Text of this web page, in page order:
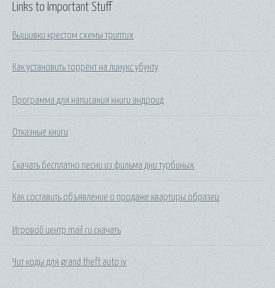
Links to Important Stuff
Вышивки крестом схемы триптих
Как установить торрент на линукс убунту
Программа для написания книги андроид
Отказные книги
Скачать бесплатно песни из фильма дни турбиных
Как составить объявление о продаже квартиры образец
Игровой центр mail ru скачать
Чит коды для grand theft auto iv